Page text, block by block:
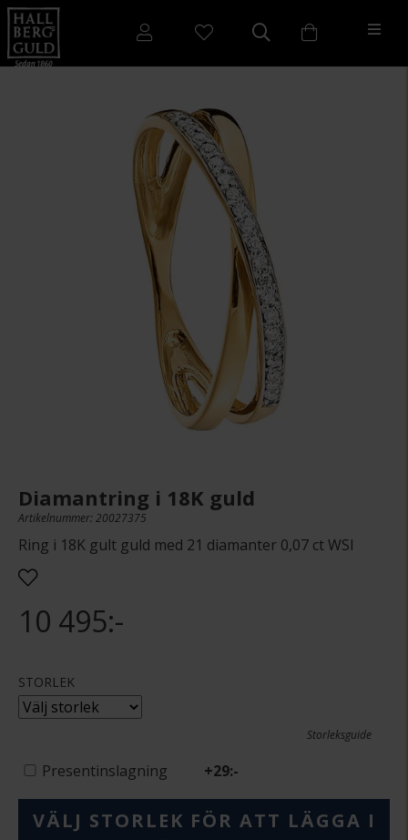
Diamantring i 18K guld
Artikelnummer: 20027375
Ring i 18K gult guld med 21 diamanter 0,07 ct WSI
10 495:-
STORLEK
Storleksguide
Presentinslagning +29:-
VÄLJ STORLEK FÖR ATT LÄGGA I